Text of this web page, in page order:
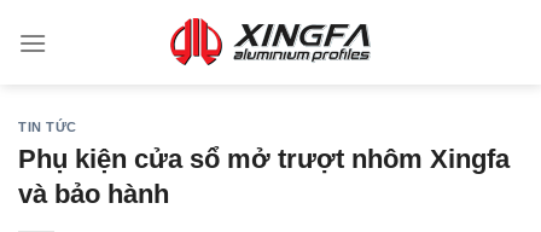
TIN TỨC
Phụ kiện cửa sổ mở trượt nhôm Xingfa
và bảo hành